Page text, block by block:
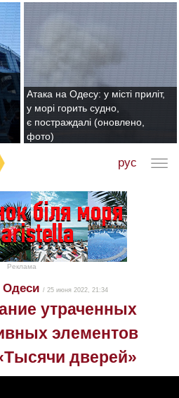
Атака на Одесу: у місті приліт,
у морі горить судно,
є постраждалі (оновлено,
фото)
рус
Реклама
Одеси / 25 июня 2022, 21:34
утраченных
элементов
дверей»